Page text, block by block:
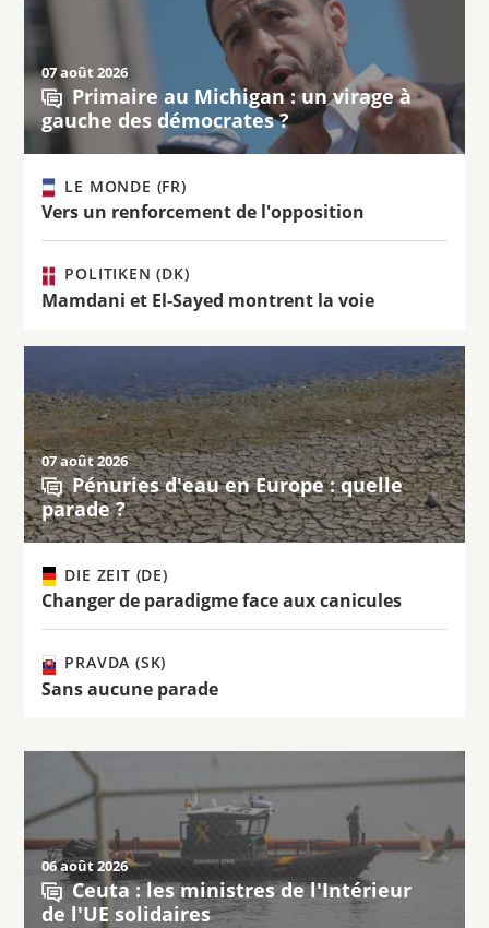
07 août 2026
Primaire au Michigan : un virage à
gauche des démocrates ?
LE MONDE (FR)
Vers un renforcement de l'opposition
POLITIKEN (DK)
Mamdani et El-Sayed montrent la voie
07 août 2026
Pénuries d'eau en Europe : quelle
parade ?
DIE ZEIT (DE)
Changer de paradigme face aux canicules
PRAVDA (SK)
Sans aucune parade
06 août 2026
Ceuta : les ministres de l'Intérieur
de l'UE solidaires